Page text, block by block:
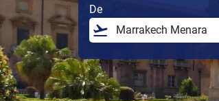
De